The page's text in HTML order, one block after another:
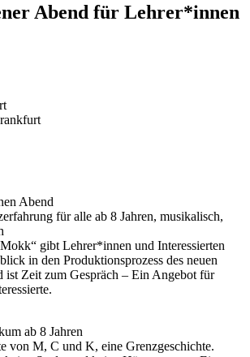
Abend für Lehrer*innen
Abend
für alle ab 8 Jahren, musikalisch,
gibt Lehrer*innen und Interessierten
in den Produktionsprozess des neuen
ist Zeit zum Gespräch – Ein Angebot für
ab 8 Jahren
von M, C und K, eine Grenzgeschichte.